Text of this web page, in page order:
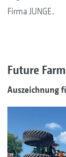
Firma JUNGE.
Future
Auszeichnung